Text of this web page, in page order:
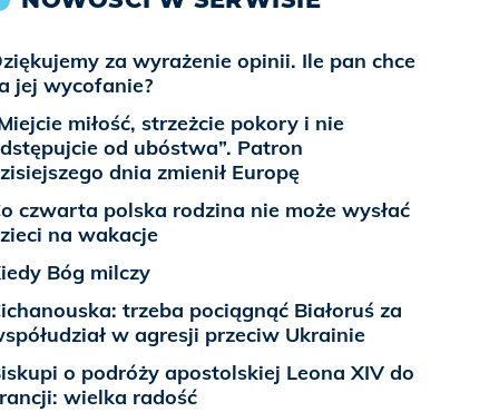
za wyrażenie opinii. Ile pan chce
jej wycofanie?
miłość, strzeżcie pokory i nie
od ubóstwa”. Patron
dnia zmienił Europę
czwarta polska rodzina nie może wysłać
na wakacje
Bóg milczy
trzeba pociągnąć Białoruś za
w agresji przeciw Ukrainie
o podróży apostolskiej Leona XIV do
wielka radość